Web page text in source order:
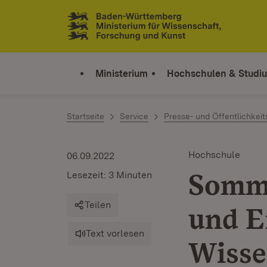
Zum Inhalt springen
Link zur Startseite
Ministerium Hochschulen &
Startseite Service Presse- und
Hochschule
und
06.09.2022
Lesezeit: 3 Minuten
Teilen
Text vorlesen